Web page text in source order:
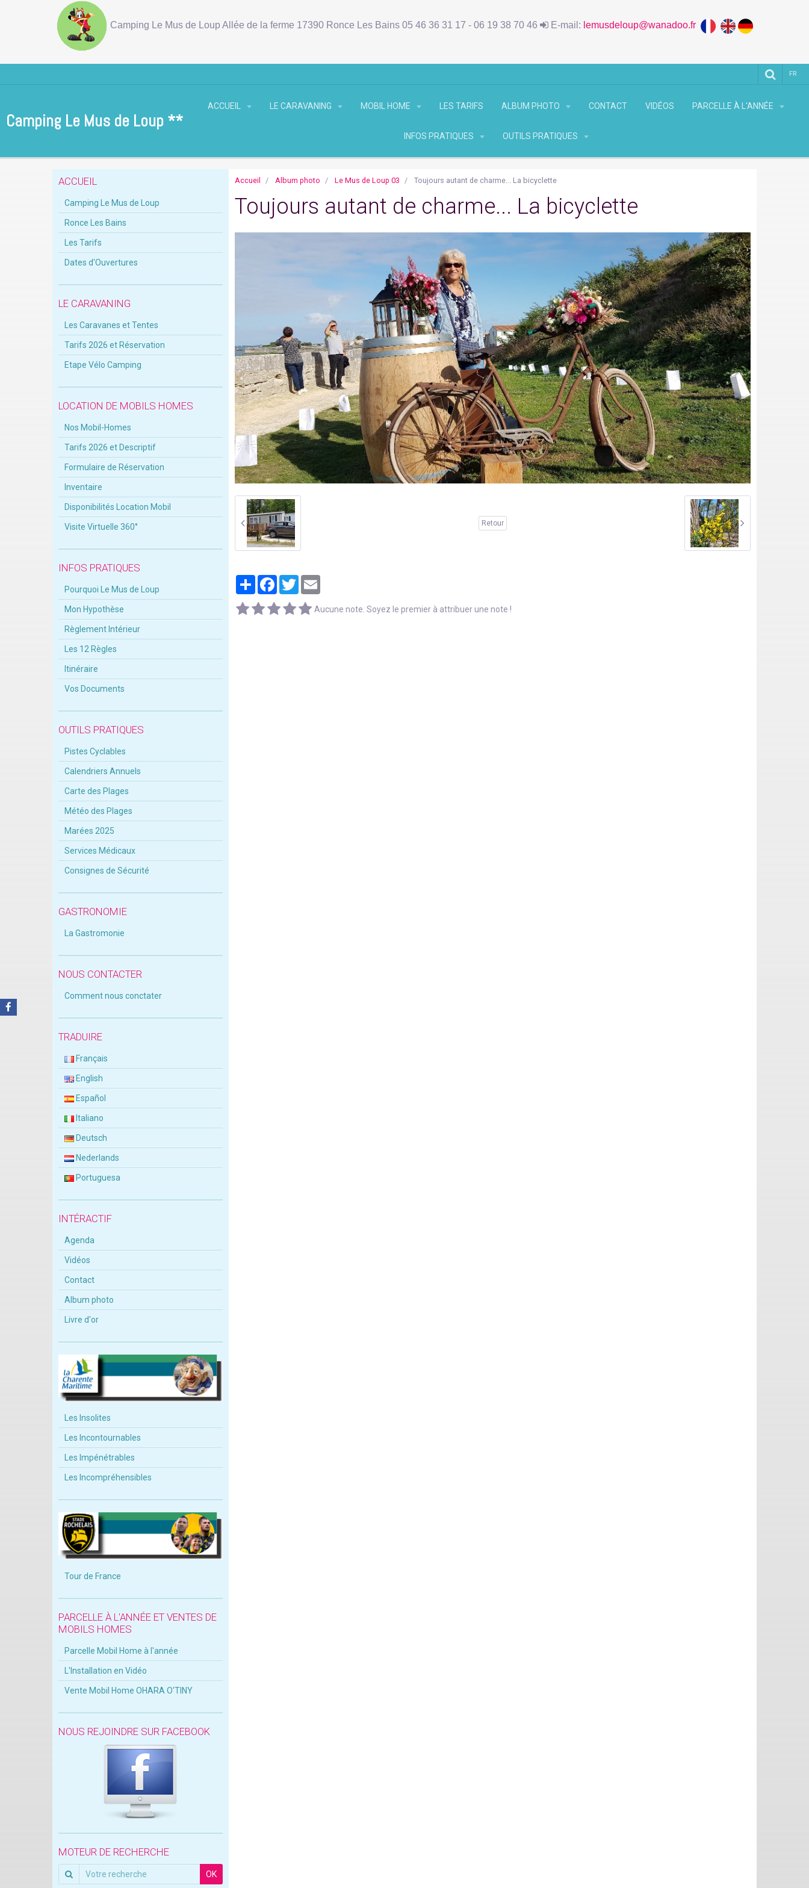
Camping Le Mus de Loup Allée de la ferme 17390 Ronce Les Bains 05 46 36 31 17 - 06 19 38 70 46 E-mail: lemusdeloup@wanadoo.fr
Camping Le Mus de Loup **
ACCUEIL LE CARAVANING MOBIL HOME LES TARIFS ALBUM PHOTO CONTACT VIDÉOS PARCELLE À L'ANNÉE
INFOS PRATIQUES OUTILS PRATIQUES
FR
Accueil Album photo Le Mus de Loup 03 Toujours autant de charme... La bicyclette
Toujours autant de charme... La bicyclette
Retour
PartagerFacebook
TwitterEmail
Aucune note. Soyez le premier à attribuer une note !
ACCUEIL
Camping Le Mus de Loup
Ronce Les Bains
Les Tarifs
Dates d'Ouvertures
LE CARAVANING
Les Caravanes et Tentes
Tarifs 2026 et Réservation
Etape Vélo Camping
LOCATION DE MOBILS HOMES
Nos Mobil-Homes
Tarifs 2026 et Descriptif
Formulaire de Réservation
Inventaire
Disponibilités Location Mobil
Visite Virtuelle 360°
INFOS PRATIQUES
Pourquoi Le Mus de Loup
Mon Hypothèse
Règlement Intérieur
Les 12 Règles
Itinéraire
Vos Documents
OUTILS PRATIQUES
Pistes Cyclables
Calendriers Annuels
Carte des Plages
Météo des Plages
Marées 2025
Services Médicaux
Consignes de Sécurité
GASTRONOMIE
La Gastromonie
NOUS CONTACTER
Comment nous conctater
TRADUIRE
Français
English
Español
Italiano
Deutsch
Nederlands
Portuguesa
INTÉRACTIF
Agenda
Vidéos
Contact
Album photo
Livre d'or
Les Insolites
Les Incontournables
Les Impénétrables
Les Incompréhensibles
Tour de France
PARCELLE À L'ANNÉE ET VENTES DE
MOBILS HOMES
Parcelle Mobil Home à l'année
L'Installation en Vidéo
Vente Mobil Home OHARA O'TINY
NOUS REJOINDRE SUR FACEBOOK
MOTEUR DE RECHERCHE
OK